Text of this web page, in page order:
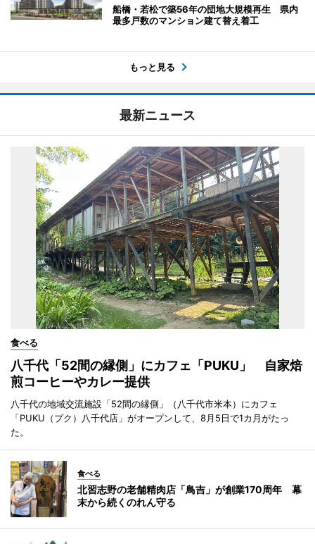
船橋・若松で築56年の団地大規模再生 県内
最多戸数のマンション建て替え着工
もっと見る
最新ニュース
食べる
八千代「52間の縁側」にカフェ「PUKU」 自家焙
煎コーヒーやカレー提供
八千代の地域交流施設「52間の縁側」（八千代市米本）にカフェ
「PUKU（プク）八千代店」がオープンして、8月5日で1カ月がたっ
た。
食べる
北習志野の老舗精肉店「鳥吉」が創業170周年 幕
末から続くのれん守る